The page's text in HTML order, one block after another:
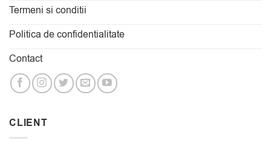
Termeni si conditii
Politica de confidentialitate
Contact
CLIENT